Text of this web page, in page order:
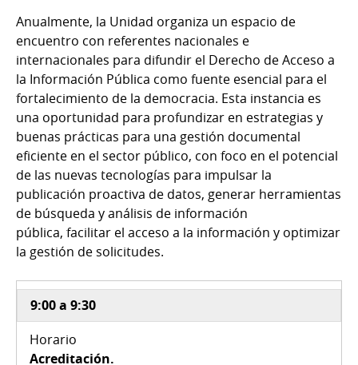
Anualmente, la Unidad organiza un espacio de
encuentro con referentes nacionales e
internacionales para difundir el Derecho de Acceso a
la Información Pública como fuente esencial para el
fortalecimiento de la democracia. Esta instancia es
una oportunidad para profundizar en estrategias y
buenas prácticas para una gestión documental
eficiente en el sector público, con foco en el potencial
de las nuevas tecnologías para impulsar la
publicación proactiva de datos, generar herramientas
de búsqueda y análisis de información
pública, facilitar el acceso a la información y optimizar
la gestión de solicitudes.
9:00 a 9:30
Acreditación.